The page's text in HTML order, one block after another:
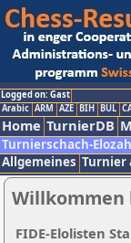
Logged on: Gast
Arabic ARM AZE BIH BUL
Home TurnierDB
Turnierschach-
Allgemeines Turnier
Willkommen
FIDE-Elolisten